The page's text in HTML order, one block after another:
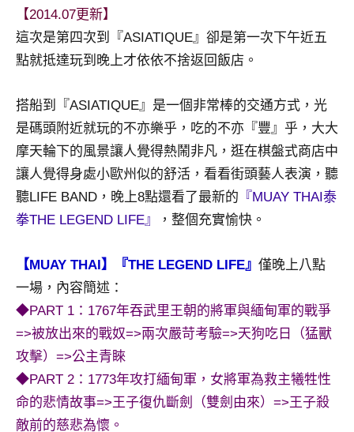
座、
落
客
旅
遊
誌
專
欄、
觀
局
合
達
人
對
★
【2014.07更新】
這次是第四次到『ASIATIQUE』卻是第一次下午近五
點就抵達玩到晚上才依依不捨返回飯店。
搭船到『ASIATIQUE』是一個非常棒的交通方式，光
是碼頭附近就玩的不亦樂乎，吃的不亦『豐』乎，大大
摩天輪下的風景讓人覺得熱鬧非凡，逛在棋盤式商店中
讓人覺得身處小歐州似的舒活，看看街頭藝人表演，聽
聽LIFE BAND，晚上8點還看了最新的 『MUAY THAI泰
拳THE LEGEND LIFE』
，整個充實愉快。
【MUAY THAI】『THE LEGEND LIFE』 僅晚上八點
一場，內容簡述：
◆PART 1：1767年吞武里王朝的將軍與緬甸軍的戰爭
=>被放出來的戰奴=>兩次嚴苛考驗=>天狗吃日（猛獸
攻擊）=>公主青睞
◆PART 2：1773年攻打緬甸軍，女將軍為救主犧牲性
命的悲情故事=>王子復仇斷劍（雙劍由來）=>王子殺
敵前的慈悲為懷。